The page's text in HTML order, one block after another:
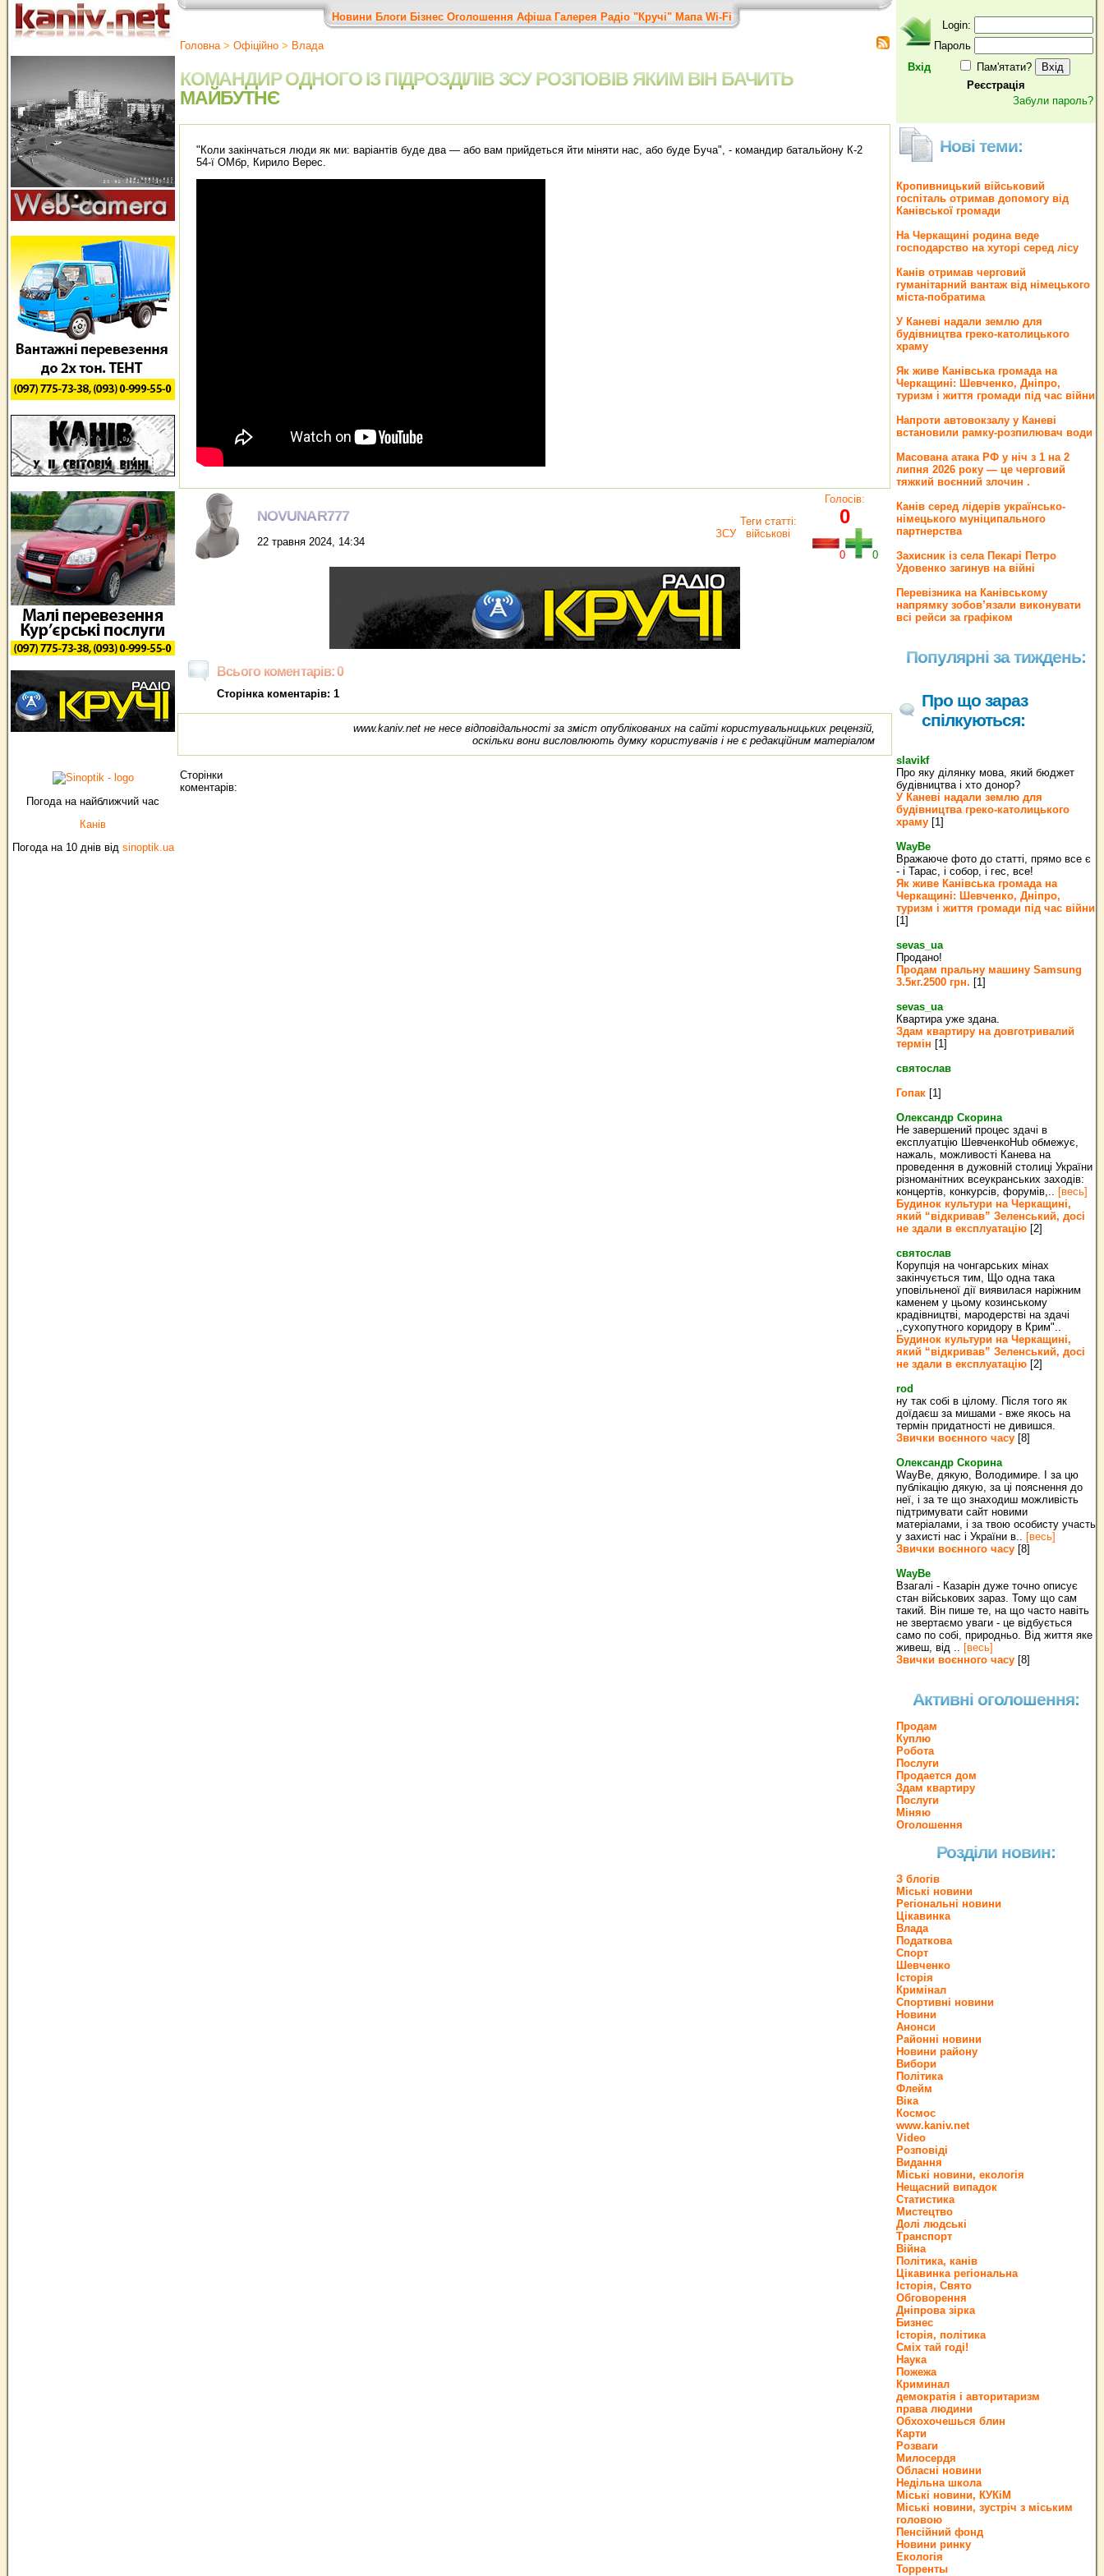
Погода на найближчий час
Канів
Погода на 10 днів від sinoptik.ua
Новини Блоги Бізнес Оголошення Афіша Галерея Радіо "Кручі" Мапа Wi-Fi
Головна> Офіційно > Влада
КОМАНДИР ОДНОГО ІЗ ПІДРОЗДІЛІВ ЗСУ РОЗПОВІВ ЯКИМ ВІН БАЧИТЬ
МАЙБУТНЄ
"Коли закінчаться люди як ми: варіантів буде два — або вам прийдеться йти міняти нас, або буде Буча", - командир батальйону К-2
54-ї ОМбр, Кирило Верес.
NOVUNAR777
22 травня 2024, 14:34
Теги статті:
ЗСУ
військові
Голосів:
0
0 0
Всього коментарів: 0
Сторінка коментарів: 1
www.kaniv.net не несе відповідальності за зміст опублікованих на сайті користувальницьких рецензій,
оскільки вони висловлюють думку користувачів і не є редакційним матеріалом
Сторінки
коментарів:
Вхід
Login:
Пароль
Пам'ятати?
Реєстрація
Забули пароль?
Нові теми:
Кропивницький військовий
госпіталь отримав допомогу від
Канівської громади
На Черкащині родина веде
господарство на хуторі серед лісу
Канів отримав черговий
гуманітарний вантаж від німецького
міста-побратима
У Каневі надали землю для
будівництва греко‐католицького
храму
Як живе Канівська громада на
Черкащині: Шевченко, Дніпро,
туризм і життя громади під час війни
Напроти автовокзалу у Каневі
встановили рамку-розпилювач води
Масована атака РФ у ніч з 1 на 2
липня 2026 року — це черговий
тяжкий воєнний злочин .
Канів серед лідерів українсько-
німецького муніципального
партнерства
Захисник із села Пекарі Петро
Удовенко загинув на війні
Перевізника на Канівському
напрямку зобов’язали виконувати
всі рейси за графіком
Популярні за тиждень:
Про що зараз
спілкуються:
slavikf
Про яку ділянку мова, який бюджет
будівництва і хто донор?
У Каневі надали землю для
будівництва греко‐католицького
храму [1]
WayBe
Вражаюче фото до статті, прямо все є
- і Тарас, і собор, і гес, все!
Як живе Канівська громада на
Черкащині: Шевченко, Дніпро,
туризм і життя громади під час війни
[1]
sevas_ua
Продано!
Продам пральну машину Samsung
3.5кг.2500 грн. [1]
sevas_ua
Квартира уже здана.
Здам квартиру на довготривалий
термін [1]
святослав
Гопак [1]
Олександр Скорина
Не завершений процес здачі в
експлуатцію ШевченкоHub обмежує,
нажаль, можливості Канева на
проведення в дужовній столиці України
різноманітних всеукранських заходів:
концертів, конкурсів, форумів,.. [весь]
Будинок культури на Черкащині,
який “відкривав” Зеленський, досі
не здали в експлуатацію [2]
святослав
Корупція на чонгарських мінах
закінчується тим, Що одна така
уповільненої дії виявилася наріжним
каменем у цьому козинському
крадівництві, мародерстві на здачі
,,сухопутного коридору в Крим"..
Будинок культури на Черкащині,
який “відкривав” Зеленський, досі
не здали в експлуатацію [2]
rod
ну так собі в цілому. Після того як
доїдаєш за мишами - вже якось на
термін придатності не дивишся.
Звички воєнного часу [8]
Олександр Скорина
WayBe, дякую, Володимире. І за цю
публікацію дякую, за ці пояснення до
неї, і за те що знаходиш можливість
підтримувати сайт новими
матеріалами, і за твою особисту участь
у захисті нас і України в.. [весь]
Звички воєнного часу [8]
WayBe
Взагалі - Казарін дуже точно описує
стан військових зараз. Тому що сам
такий. Він пише те, на що часто навіть
не звертаємо уваги - це відбується
само по собі, природньо. Від життя яке
живеш, від .. [весь]
Звички воєнного часу [8]
Активні оголошення:
Продам
Куплю
Робота
Послуги
Продается дом
Здам квартиру
Послуги
Міняю
Оголошення
Розділи новин:
З блогів
Міські новини
Регіональні новини
Цікавинка
Влада
Податкова
Спорт
Шевченко
Історія
Кримінал
Спортивні новини
Новини
Анонси
Районні новини
Новини району
Вибори
Політика
Флейм
Віка
Космос
www.kaniv.net
Video
Розповіді
Видання
Міські новини, екологія
Нещасний випадок
Статистика
Мистецтво
Долі людські
Транспорт
Війна
Політика, канів
Цікавинка регіональна
Історія, Свято
Обговорення
Дніпрова зірка
Бизнес
Історія, політика
Сміх тай годі!
Наука
Пожежа
Криминал
демократія і авторитаризм
права людини
Обхохочешься блин
Карти
Розваги
Милосердя
Обласні новини
Недільна школа
Міські новини, КУКіМ
Міські новини, зустріч з міським
головою
Пенсійний фонд
Новини ринку
Екологія
Торренты